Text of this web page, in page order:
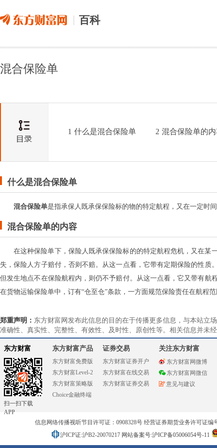
百科
混合保险单
1 什么是混合保险单 2 混合保险单的
什么是混合保险单
混合保险单是指承保人既承保保险标的物的特定航程，又在一定时
混合保险单的内容
在这种保险单下，保险人既承保保险标的的特定航程危机，又在
失，保险人方子赔付，否则不赔。从这一点看，它带有定期保险的性
但发生地点不在保险航程内，则仍不予赔付。从这一点看，它又带有
在货物运输保险单中，订有“仓至仓”条款，一方面规范保险责任在航程
郑重声明： 东方财富网发布此信息的目的在于传播更多信息，与本站立
准确性、真实性、完整性、有效性、及时性、原创性等。相关信息并未
东方财富
扫一扫下载
APP
东方财富产品
东方财富免费版
东方财富Level-2
东方财富策略版
Choice金融终端
证券交易
东方财富证券开户
东方财富在线交易
东方财富证券交易
关注东方财富
东方财富网微博
东方财富网微信
意见与建议
信息网络传播视听节目许可证：0908328号 经营证券期货业务许可证编
沪ICP证:沪B2-20070217 网站备案号:沪ICP备05006054号-11